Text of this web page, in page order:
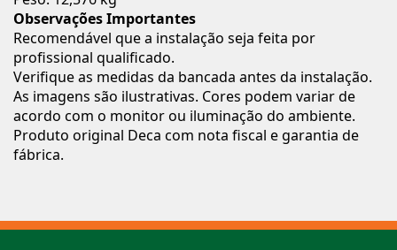
Observações Importantes
Recomendável que a instalação seja feita por
profissional qualificado.
Verifique as medidas da bancada antes da instalação.
As imagens são ilustrativas. Cores podem variar de
acordo com o monitor ou iluminação do ambiente.
Produto original Deca com nota fiscal e garantia de
fábrica.